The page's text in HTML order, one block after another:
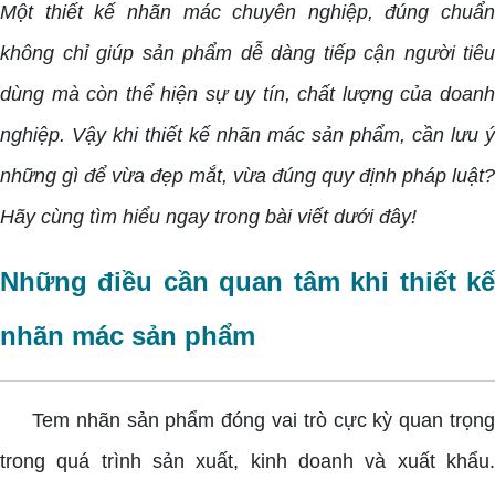
Một thiết kế nhãn mác chuyên nghiệp, đúng chuẩn
không chỉ giúp sản phẩm dễ dàng tiếp cận người tiêu
dùng mà còn thể hiện sự uy tín, chất lượng của doanh
nghiệp. Vậy khi thiết kế nhãn mác sản phẩm, cần lưu ý
những gì để vừa đẹp mắt, vừa đúng quy định pháp luật?
Hãy cùng tìm hiểu ngay trong bài viết dưới đây!
Những điều cần quan tâm khi thiết kế
nhãn mác sản phẩm
Tem nhãn sản phẩm đóng vai trò cực kỳ quan trọng
trong quá trình sản xuất, kinh doanh và xuất khẩu.